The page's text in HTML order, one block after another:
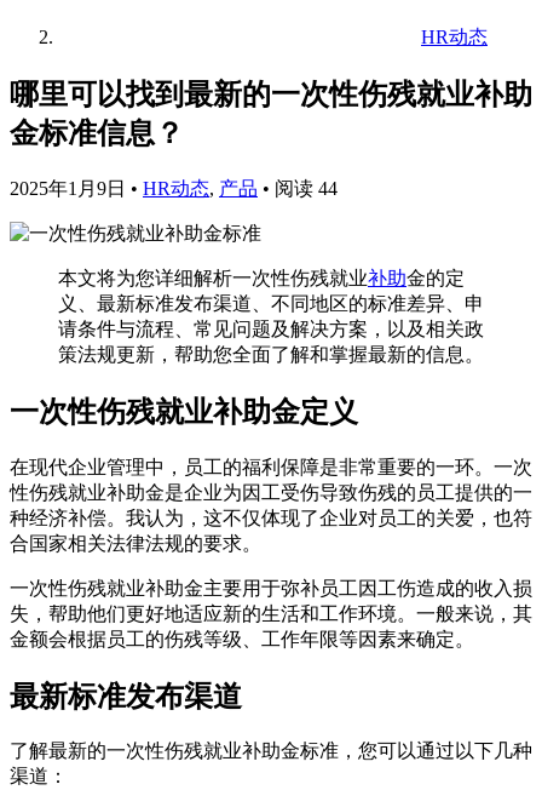
HR动态
哪里可以找到最新的一次性伤残就业补助
金标准信息？
2025年1月9日 • HR动态, 产品 • 阅读 44
本文将为您详细解析一次性伤残就业补助金的定
义、最新标准发布渠道、不同地区的标准差异、申
请条件与流程、常见问题及解决方案，以及相关政
策法规更新，帮助您全面了解和掌握最新的信息。
一次性伤残就业补助金定义
在现代企业管理中，员工的福利保障是非常重要的一环。一次
性伤残就业补助金是企业为因工受伤导致伤残的员工提供的一
种经济补偿。我认为，这不仅体现了企业对员工的关爱，也符
合国家相关法律法规的要求。
一次性伤残就业补助金主要用于弥补员工因工伤造成的收入损
失，帮助他们更好地适应新的生活和工作环境。一般来说，其
金额会根据员工的伤残等级、工作年限等因素来确定。
最新标准发布渠道
了解最新的一次性伤残就业补助金标准，您可以通过以下几种
渠道：